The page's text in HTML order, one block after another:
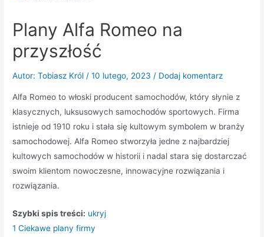
Plany Alfa Romeo na
przyszłość
Autor: Tobiasz Król /10 lutego, 2023 / Dodaj komentarz
Alfa Romeo to włoski producent samochodów, który słynie z
klasycznych, luksusowych samochodów sportowych. Firma
istnieje od 1910 roku i stała się kultowym symbolem w branży
samochodowej. Alfa Romeo stworzyła jedne z najbardziej
kultowych samochodów w historii i nadal stara się dostarczać
swoim klientom nowoczesne, innowacyjne rozwiązania i
rozwiązania.
Szybki spis treści: ukryj
1 Ciekawe plany firmy